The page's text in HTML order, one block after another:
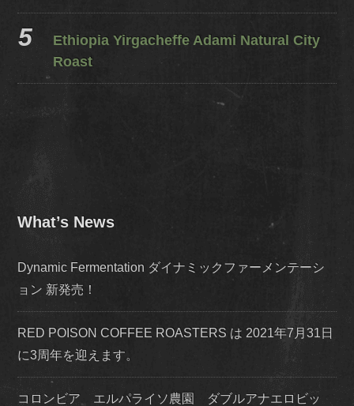
Ethiopia Yirgacheffe Adami Natural City
Roast
What’s News
Dynamic Fermentation ダイナミックファーメンテーシ
ョン 新発売！
RED POISON COFFEE ROASTERS は 2021年7月31日
に3周年を迎えます。
コロンビア エルパライソ農園 ダブルアナエロビッ